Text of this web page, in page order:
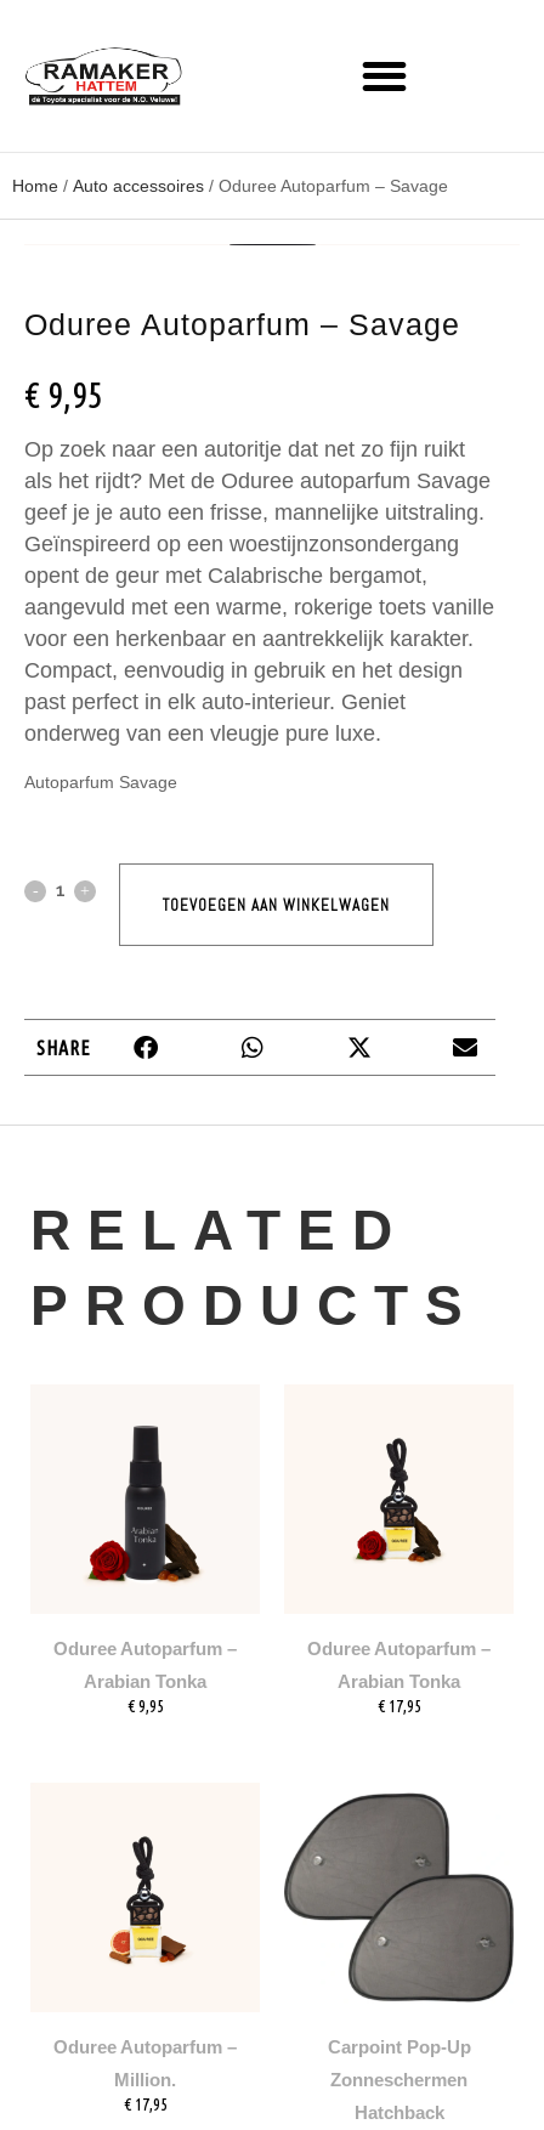
Home / Auto accessoires / Oduree Autoparfum – Savage
Oduree Autoparfum – Savage
€ 9,95
Op zoek naar een autoritje dat net zo fijn ruikt
als het rijdt? Met de Oduree autoparfum Savage
geef je je auto een frisse, mannelijke uitstraling.
Geïnspireerd op een woestijnzonsondergang
opent de geur met Calabrische bergamot,
aangevuld met een warme, rokerige toets vanille
voor een herkenbaar en aantrekkelijk karakter.
Compact, eenvoudig in gebruik en het design
past perfect in elk auto-interieur. Geniet
onderweg van een vleugje pure luxe.
Autoparfum Savage
TOEVOEGEN AAN WINKELWAGEN
SHARE
RELATED
PRODUCTS
Oduree Autoparfum –
Arabian Tonka
€9,95
Oduree Autoparfum –
Arabian Tonka
€17,95
Oduree Autoparfum –
Million.
€17,95
Carpoint Pop-Up
Zonneschermen
Hatchback